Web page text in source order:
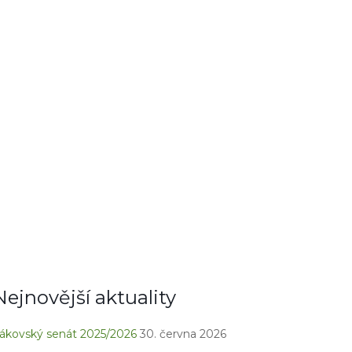
aktuality
senát 2025/2026 30. června 2026